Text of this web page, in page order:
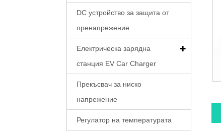
DC устройство за защита от
пренапрежение
Електрическа зарядна
станция EV Car Charger
Прекъсвач за ниско
напрежение
Регулатор на температурата